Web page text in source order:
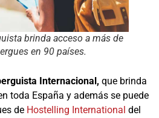
brinda acceso a más de
en 90 países.
Internacional, que brinda
toda España y además se puede
de Hostelling International del